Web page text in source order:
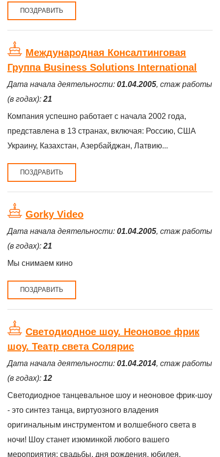
ПОЗДРАВИТЬ
Международная Консалтинговая
Группа Business Solutions International
Дата начала деятельности: 01.04.2005, стаж работы
(в годах): 21
Компания успешно работает с начала 2002 года,
представлена в 13 странах, включая: Россию, США
Украину, Казахстан, Азербайджан, Латвию...
ПОЗДРАВИТЬ
Gorky Video
Дата начала деятельности: 01.04.2005, стаж работы
(в годах): 21
Мы снимаем кино
ПОЗДРАВИТЬ
Светодиодное шоу. Неоновое фрик
шоу. Театр света Солярис
Дата начала деятельности: 01.04.2014, стаж работы
(в годах): 12
Светодиодное танцевальное шоу и неоновое фрик-шоу
- это синтез танца, виртуозного владения
оригинальным инструментом и волшебного света в
ночи! Шоу станет изюминкой любого вашего
мероприятия: свадьбы, дня рождения, юбилея,